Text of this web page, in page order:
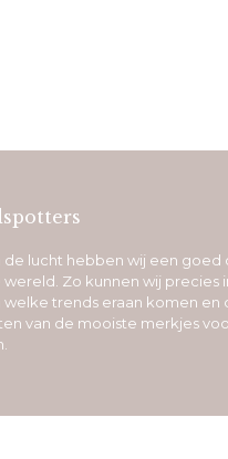
de lucht hebben wij een goed
wereld. Zo kunnen wij precies
welke trends eraan komen en
van de mooiste merkjes